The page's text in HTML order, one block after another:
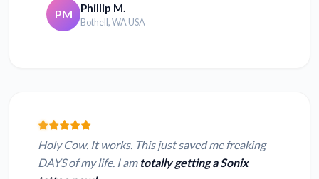
PM Phillip M.
Bothell, WA USA
Holy Cow. It works. This just saved me freaking
DAYS of my life. I am totally getting a Sonix